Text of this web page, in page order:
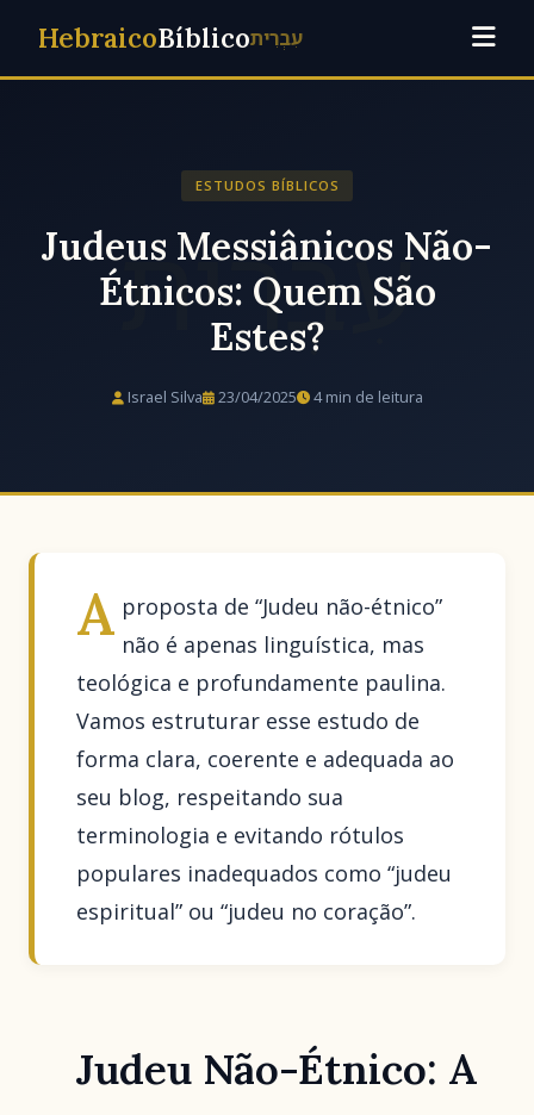
HebraicoBíblicoעִבְרִית
ESTUDOS BÍBLICOS
Judeus Messiânicos Não-
Étnicos: Quem São
Estes?
Israel Silva 23/04/2025 4 min de leitura
A proposta de “Judeu não-étnico”
não é apenas linguística, mas
teológica e profundamente paulina.
Vamos estruturar esse estudo de
forma clara, coerente e adequada ao
seu blog, respeitando sua
terminologia e evitando rótulos
populares inadequados como “judeu
espiritual” ou “judeu no coração”.
Judeu Não-Étnico: A